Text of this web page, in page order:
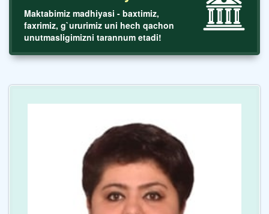
Maktabimiz madhiyasi - baxtimiz,
faxrimiz, g`ururimiz uni hech qachon
unutmasligimizni tarannum etadi!